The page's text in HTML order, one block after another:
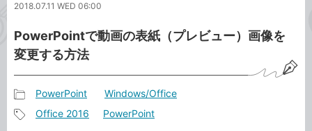
ネ
ト
2018.07.11 WED 06:00
PowerPointで動画の表紙（プレビュー）画像を
変更する方法
事
PowerPoint Windows/Office
Office 2016 PowerPoint